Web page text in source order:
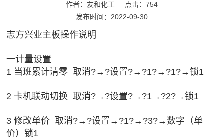
作者：友和化工
点击：754
发布时间：2022-09-30
志方兴业主板操作说明
一计量设置
1 当班累计清零 取消?→?设置?→?1?→?1?→锁1
2 卡机联动切换 取消?→?设置?→?1→?2?→锁1
3 修改单价 取消?→?设置→?1?→?3?→数字（单
价）锁1